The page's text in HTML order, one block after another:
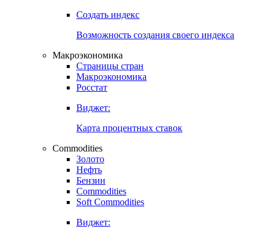
Создать индекс
Возможность создания своего индекса
Макроэкономика
Страницы стран
Макроэкономика
Росстат
Виджет:
Карта процентных ставок
Commodities
Золото
Нефть
Бензин
Commodities
Soft Commodities
Виджет: